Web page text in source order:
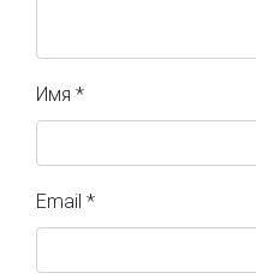
Имя *
Email *